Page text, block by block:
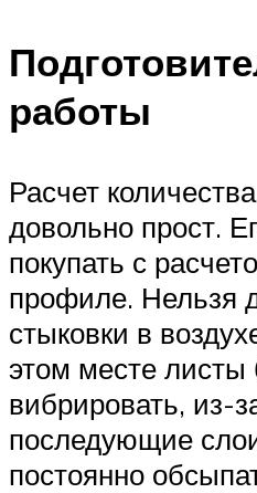
работы
Расчет
довольно прост.
покупать с
профиле. Нельзя
стыковки в
этом месте листы
вибрировать, из-
последующие
постоянно